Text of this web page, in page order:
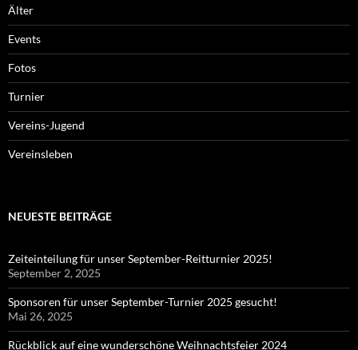
Älter
Events
Fotos
Turnier
Vereins-Jugend
Vereinsleben
NEUESTE BEITRÄGE
Zeiteinteilung für unser September-Reitturnier 2025!
September 2, 2025
Sponsoren für unser September-Turnier 2025 gesucht!
Mai 26, 2025
Rückblick auf eine wunderschöne Weihnachtsfeier 2024